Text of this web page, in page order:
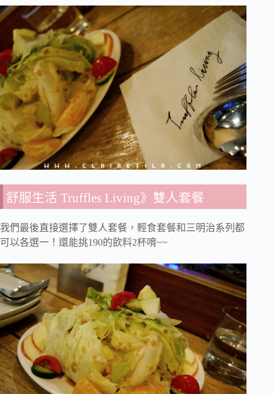
舒服生活 Truffles Living》雙人套餐
我們最後直接選擇了雙人套餐，輕食套餐和三明治系列都
可以各選一！還能挑190的飲料2杯唷~~